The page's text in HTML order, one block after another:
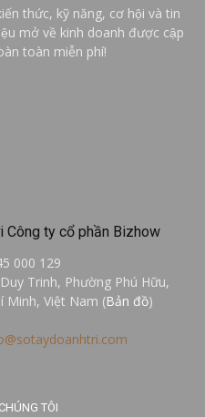
thức, kỹ năng, cơ hội và tin
mở về kinh doanh được cập
toàn miễn phí!
Công ty cổ phần Bizhow
000 129
Trinh, Phường Phú Hữu,
Minh, Việt Nam (Bản đồ)
TÔI